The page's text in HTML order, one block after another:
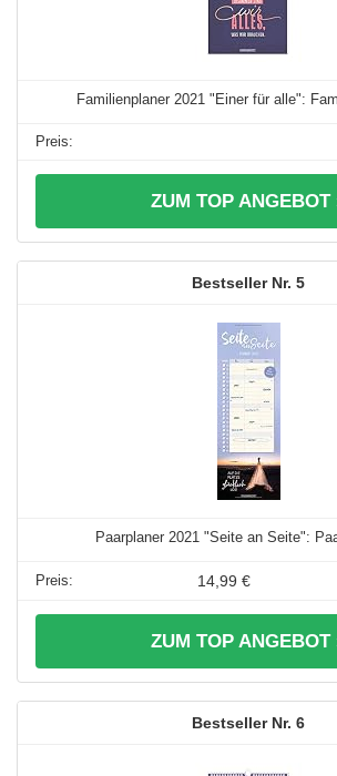
Familienplaner 2021 "Einer für alle":
ZUM TOP ANGEBOT
5
Paarplaner 2021 "Seite an Seite":
14,99 €
ZUM TOP ANGEBOT
6